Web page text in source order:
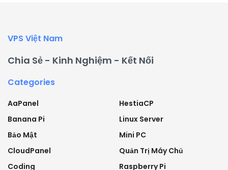
VPS Việt Nam
Chia Sẻ - Kinh Nghiệm - Kết Nối
Categories
AaPanel
Banana Pi
Bảo Mật
CloudPanel
Coding
HestiaCP
Linux Server
Mini PC
Quản Trị Máy Chủ
Raspberry Pi